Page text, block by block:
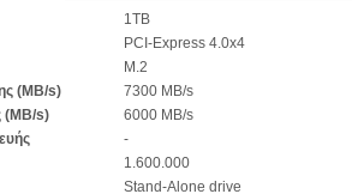
1TB
PCI-Express 4.0x4
M.2
(MB/s)
7300 MB/s
(MB/s)
6000 MB/s
-
1.600.000
Stand-Alone drive